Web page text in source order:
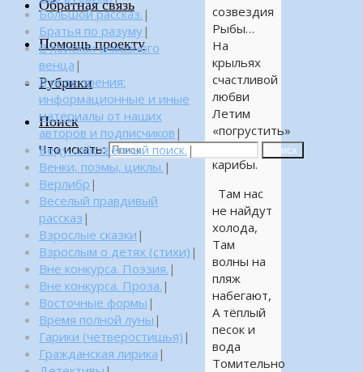
Обратная связь
Помощь проекту
Рубрики
Поиск
Что искать: Поиск
созвездия
Рыбы…
На
крыльях
счастливой
любви
Летим
«погрустить»
на
карибы.
Там нас
не найдут
холода,
Там
волны на
пляж
набегают,
А тёплый
песок и
вода
Томительно
Большой рассказ. |
Братья по разуму|
В поисках алмазного
венца |
В поле зрения:
информационные и иные
материалы от наших
авторов и подписчиков |
Веду собственный поиск. |
Венки, поэмы, циклы. |
Верлибр |
Веселый правдивый
рассказ |
Взрослые сказки |
Взрослым о детях (стихи) |
Вне конкурса. Поэзия. |
Вне конкурса. Проза. |
Восточные формы |
Время полной луны |
Гарики (четверостишья) |
Гражданская лирика |